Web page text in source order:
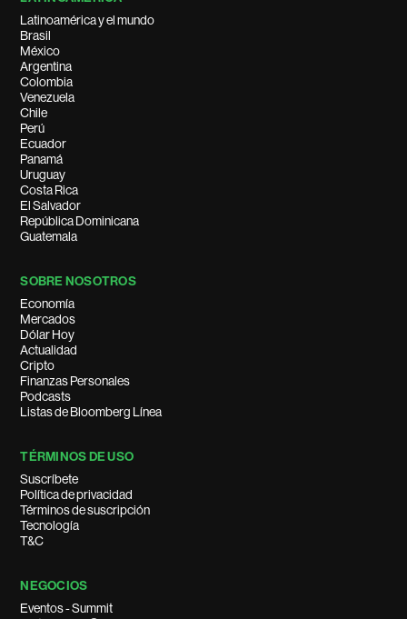
Latinoamérica y el mundo
Brasil
México
Argentina
Colombia
Venezuela
Chile
Perú
Ecuador
Panamá
Uruguay
Costa Rica
El Salvador
República Dominicana
Guatemala
SOBRE NOSOTROS
Economía
Mercados
Dólar Hoy
Actualidad
Cripto
Finanzas Personales
Podcasts
Listas de Bloomberg Línea
TÉRMINOS DE USO
Suscríbete
Política de privacidad
Términos de suscripción
Tecnología
T&C
NEGOCIOS
Eventos - Summit